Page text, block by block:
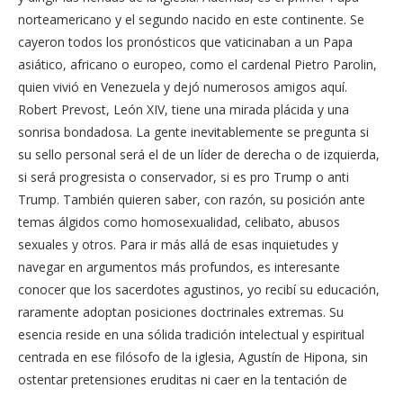
norteamericano y el segundo nacido en este continente. Se
cayeron todos los pronósticos que vaticinaban a un Papa
asiático, africano o europeo, como el cardenal Pietro Parolin,
quien vivió en Venezuela y dejó numerosos amigos aquí.
Robert Prevost, León XIV, tiene una mirada plácida y una
sonrisa bondadosa. La gente inevitablemente se pregunta si
su sello personal será el de un líder de derecha o de izquierda,
si será progresista o conservador, si es pro Trump o anti
Trump. También quieren saber, con razón, su posición ante
temas álgidos como homosexualidad, celibato, abusos
sexuales y otros. Para ir más allá de esas inquietudes y
navegar en argumentos más profundos, es interesante
conocer que los sacerdotes agustinos, yo recibí su educación,
raramente adoptan posiciones doctrinales extremas. Su
esencia reside en una sólida tradición intelectual y espiritual
centrada en ese filósofo de la iglesia, Agustín de Hipona, sin
ostentar pretensiones eruditas ni caer en la tentación de